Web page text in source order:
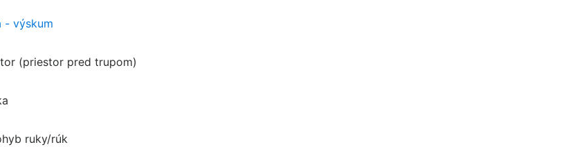
- výskum
(priestor pred trupom)
ruky/rúk